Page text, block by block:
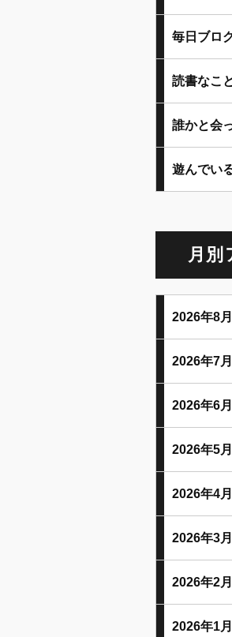
毎日ブロ
読書なこ
誰かと会
遊んでい
月別
2026年8月
2026年7月
2026年6月
2026年5月
2026年4月
2026年3月
2026年2月
2026年1月